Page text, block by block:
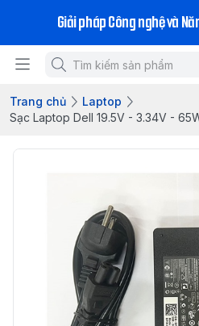
Giải pháp Công nghệ và
Trang chủ
Laptop
Sạc Laptop Dell 19.5V - 3.34V -